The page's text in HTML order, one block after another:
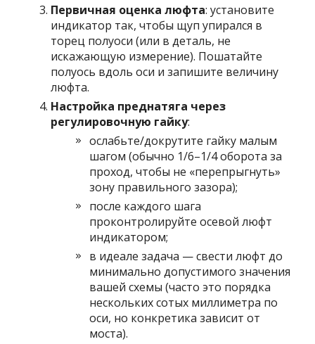
Первичная оценка люфта: установите
индикатор так, чтобы щуп упирался в
торец полуоси (или в деталь, не
искажающую измерение). Пошатайте
полуось вдоль оси и запишите величину
люфта.
Настройка преднатяга через
регулировочную гайку:
ослабьте/докрутите гайку малым
шагом (обычно 1/6–1/4 оборота за
проход, чтобы не «перепрыгнуть»
зону правильного зазора);
после каждого шага
проконтролируйте осевой люфт
индикатором;
в идеале задача — свести люфт до
минимально допустимого значения
вашей схемы (часто это порядка
нескольких сотых миллиметра по
оси, но конкретика зависит от
моста).